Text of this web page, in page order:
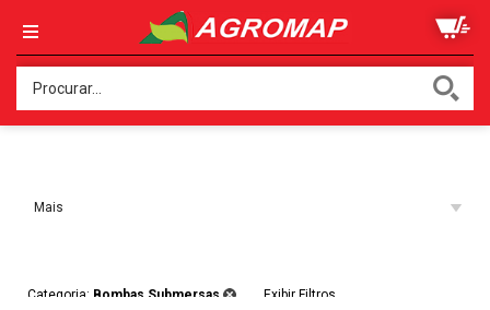
Mais
Categoria: Bombas Submersas Exibir Filtros